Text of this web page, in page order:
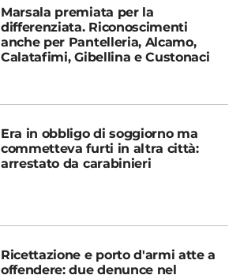
Marsala premiata per la
differenziata. Riconoscimenti
anche per Pantelleria, Alcamo,
Calatafimi, Gibellina e Custonaci
Era in obbligo di soggiorno ma
commetteva furti in altra città:
arrestato da carabinieri
Ricettazione e porto d'armi atte a
offendere: due denunce nel